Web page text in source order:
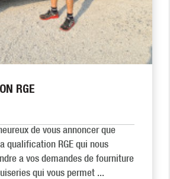
RGE
de vous annoncer que
qualification RGE qui nous
a vos demandes de fourniture
qui vous permet ...